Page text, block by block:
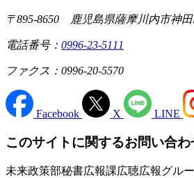
〒895-8650 鹿児島県薩摩川内市神田
電話番号： 0996-23-5111
ファクス：0996-20-5570
Facebook X LINE
このサイトに関するお問い合わ
未来政策部秘書広報課広聴広報グル